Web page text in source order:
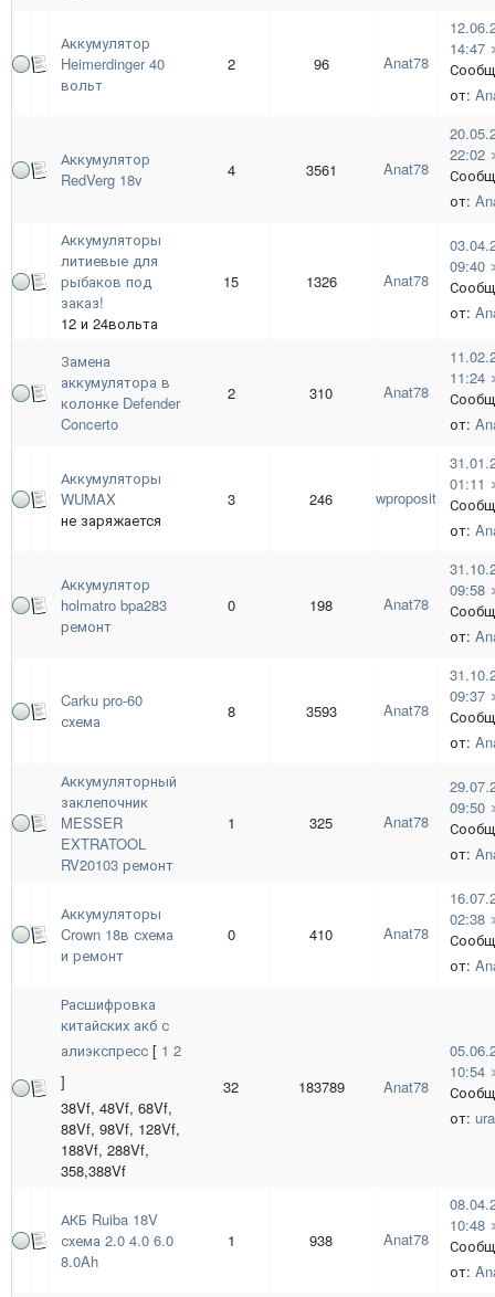
Аккумулятор
Heimerdinger 40
вольт
2 96 Anat78
14:47
от:
Аккумулятор
RedVerg 18v
4 3561 Anat78
22:02
от:
Аккумуляторы
литиевые для
рыбаков под
заказ!
12 и 24вольта
15 1326 Anat78
09:40
от:
Замена
аккумулятора в
колонке Defender
Concerto
2 310 Anat78
11:24
от:
Аккумуляторы
WUMAX
не заряжается
3 246 wproposit
01:11
от:
Аккумулятор
holmatro bpa283
ремонт
0 198 Anat78
09:58
от:
Carku pro-60
схема
8 3593 Anat78
09:37
от:
Аккумуляторный
заклепочник
MESSER
EXTRATOOL
RV20103 ремонт
1 325 Anat78
09:50
от:
Аккумуляторы
Crown 18в схема
и ремонт
0 410 Anat78
02:38
от:
Расшифровка
китайских акб с
алиэкспресс [ 1 2
]
38Vf, 48Vf, 68Vf,
88Vf, 98Vf, 128Vf,
188Vf, 288Vf,
358,388Vf
32 183789 Anat78
10:54
от:
АКБ Ruiba 18V
схема 2.0 4.0 6.0
8.0Ah
1 938 Anat78
10:48
от: